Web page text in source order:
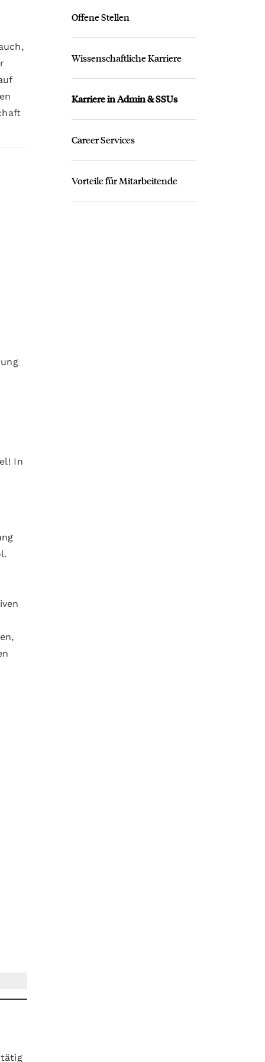
In
tätig
Offene Stellen
Wissenschaftliche Karriere
Karriere in Admin & SSUs
Career Services
Vorteile für Mitarbeitende